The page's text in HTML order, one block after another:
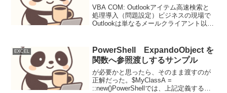
VBA COM: Outlookアイテム高速検索と
処理導入（問題設定）ビジネスの現場で
Outlookは単なるメールクライアント以上
集計、特定のキーワードを含む添付ファ
イ...
EXCEL
PowerShell ExpandoObject を
関数へ参照渡しするサンプル
が必要かと思ったら、そのまま渡すのが
正解だった。$MyClassA =
::new()PowerShellでは、上記定義する